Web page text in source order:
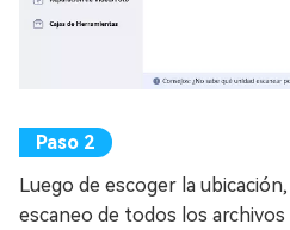
Luego de escoger la
escaneo de todos los